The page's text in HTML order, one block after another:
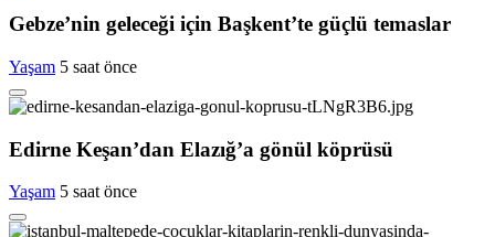
Gebze’nin geleceği için Başkent’te güçlü temaslar
Yaşam 5 saat önce
Edirne Keşan’dan Elazığ’a gönül köprüsü
Yaşam 5 saat önce